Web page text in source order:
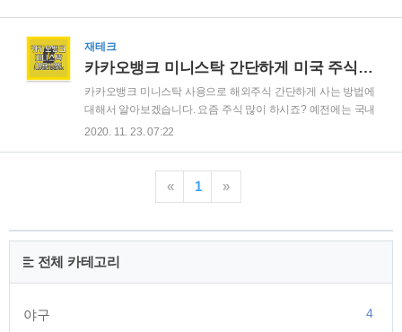
재테크
카카오뱅크 미니스탁 간단하게 미국 주식 사는 방법
카카오뱅크 미니스탁 사용으로 해외주식 간단하게 사는 방법에
대해서 알아보겠습니다. 요즘 주식 많이 하시죠? 예전에는 국내
주식도 사는 방법을 몰라서 안했는데,, 요즘은 해외주식도 살수
해외주식을 가장 쉽고 소액으로도 55만원의 테슬라 주주가 될
수 있는 방법이 있습니다. 어떻게 하는지 설명해 드리겠습니다.
한국투자증권과 협업하여 좀 더 쉽고 빠르게 간단하게 주식거
래를 할 수 있도록 연결되었습니다. 카카오뱅크 화면에서 오른
쪽하단 점세개 메뉴를 선택해주세요. 메뉴 중에 '해외주식 투
2020. 11. 23. 07:22
« 1 »
전체 카테고리
야구 4